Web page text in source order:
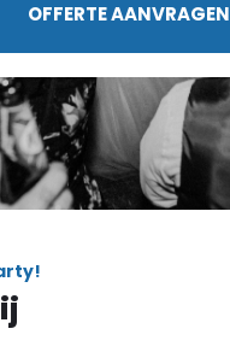
OFFERTE AANVRAGEN